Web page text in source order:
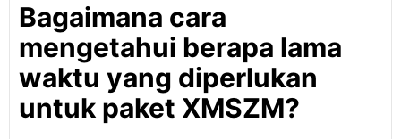
Bagaimana cara
mengetahui berapa lama
waktu yang diperlukan
untuk paket XMSZM?